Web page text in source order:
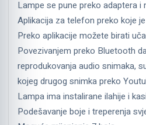
Lampe se pune preko adaptera i
Aplikacija za telefon preko koje
Preko aplikacije možete birati
Povezivanjem preko Bluetooth
reprodukovanja audio snimaka,
kojeg drugog snimka preko
Lampa ima instalirane ilahije i
Podešavanje boje i treperenja